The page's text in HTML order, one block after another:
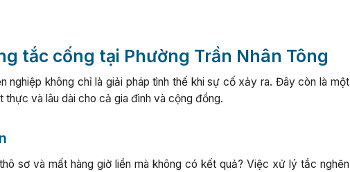
tắc cống tại Phường Trần Nhân Tông
không chỉ là giải pháp tình thế khi sự cố xảy ra. Đây còn là một
thực và lâu dài cho cả gia đình và cộng đồng.
sơ và mất hàng giờ liền mà không có kết quả? Việc xử lý tắc nghẽn